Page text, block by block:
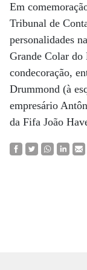
Em
Tribunal de
personalidades
Grande Colar
condecoração,
Drummond (à
empresário
da Fifa João